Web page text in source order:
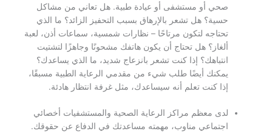
صحي أو مستشفى أو عيادة طبية. هل تعاني من مشاكل
حسية؟ هل تشعر بالإرهاق بسبب التحفيز الزائد؟ ما الذي
تحتاجه لتكون مرتاحًا – نظارات شمسية، سماعات أذن، لعبة
ألغاز؟ هل تحتاج أن يكون هاتفك مشحونًا وجاهزًا لتشتيت
انتباهك؟ إذا كنت تشعر بانزعاج شديد، ما الذي يساعدك؟
يمكنك أيضًا طلب شيء من مقدمي الرعاية الطبية مسبقًا،
إذا كنت تعلم أنه سيساعدك، مثل غرفة انتظار هادئة.
لدى معظم مراكز الرعاية الصحية والمستشفيات أخصائي
اجتماعي مناوب، مهمته مساعدتك في الدفاع عن حقوقك.